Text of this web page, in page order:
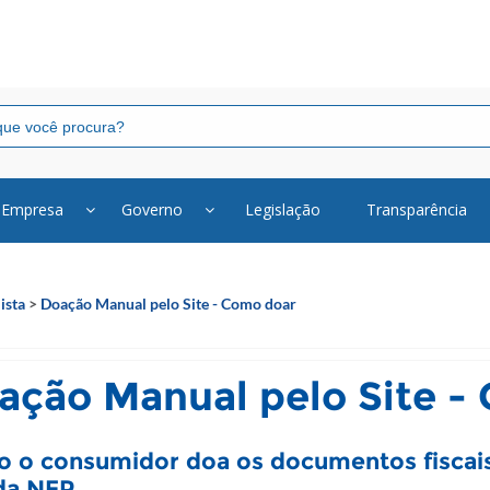
Empresa Governo Legislação Transparência
> Doação Manual pelo Site - Como doar
Manual pelo Site -
o consumidor doa os documentos